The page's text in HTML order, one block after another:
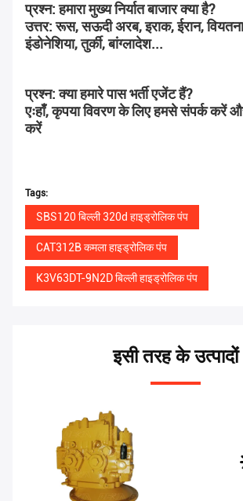
प्रश्न: हमारा मुख्य निर्यात बाजार क्या है?
उत्तर: रूस, सऊदी अरब, इराक, ईरान,
इंडोनेशिया, तुर्की, बांग्लादेश...
प्रश्न: क्या हमारे पास भर्ती एजेंट हैं?
एःहाँ, कृपया विवरण के लिए हमसे संपर्क करें
करें
Tags:
SBS120 बिल्ली 320d हाइड्रोलिक पंप
CAT312B कमला हाइड्रोलिक पंप
K3V63DT-9N2D बिल्ली हाइड्रोलिक पंप
इसी तरह के उत्पादों